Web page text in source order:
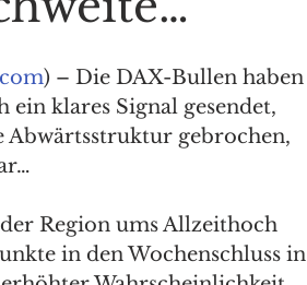
) – Die DAX-Bullen haben
ein klares Signal gesendet,
Abwärtsstruktur gebrochen,
Region ums Allzeithoch
in den Wochenschluss in